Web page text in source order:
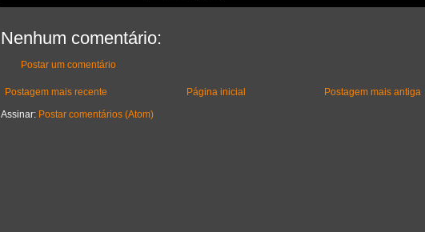
Nenhum comentário:
Postar um comentário
Postagem mais recente Postagem mais antiga
Página inicial
Assinar: Postar comentários (Atom)